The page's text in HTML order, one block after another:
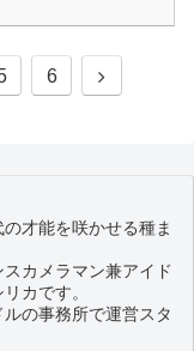
6
才能を咲かせる種ま
カメラマン兼アイド
カです。
の事務所で運営スタ